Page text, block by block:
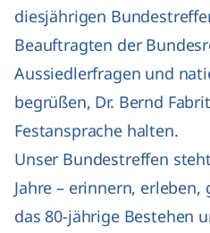
diesjährigen
Beauftragten der
Aussiedlerfragen und
begrüßen, Dr. Bernd
Festansprache halten.
Unser Bundestreffen
Jahre – erinnern, erleben,
das 80-jährige Bestehen